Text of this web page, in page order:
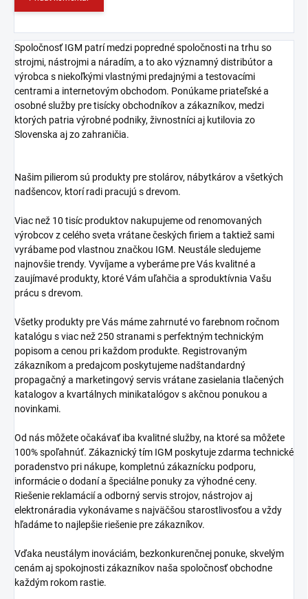
Spoločnosť IGM patrí medzi popredné spoločnosti na trhu so
strojmi, nástrojmi a náradím, a to ako významný distribútor a
výrobca s niekoľkými vlastnými predajnými a testovacími
centrami a internetovým obchodom. Ponúkame priateľské a
osobné služby pre tisícky obchodníkov a zákazníkov, medzi
ktorých patria výrobné podniky, živnostníci aj kutilovia zo
Slovenska aj zo zahraničia.
Našim pilierom sú produkty pre stolárov, nábytkárov a všetkých
nadšencov, ktorí radi pracujú s drevom.
Viac než 10 tisíc produktov nakupujeme od renomovaných
výrobcov z celého sveta vrátane českých firiem a taktiež sami
vyrábame pod vlastnou značkou IGM. Neustále sledujeme
najnovšie trendy. Vyvíjame a vyberáme pre Vás kvalitné a
zaujímavé produkty, ktoré Vám uľahčia a sproduktívnia Vašu
prácu s drevom.
Všetky produkty pre Vás máme zahrnuté vo farebnom ročnom
katalógu s viac než 250 stranami s perfektným technickým
popisom a cenou pri každom produkte. Registrovaným
zákazníkom a predajcom poskytujeme nadštandardný
propagačný a marketingový servis vrátane zasielania tlačených
katalogov a kvartálnych minikatalógov s akčnou ponukou a
novinkami.
Od nás môžete očakávať iba kvalitné služby, na ktoré sa môžete
100% spoľahnúť. Zákaznický tím IGM poskytuje zdarma technické
poradenstvo pri nákupe, kompletnú zákaznícku podporu,
informácie o dodaní a špeciálne ponuky za výhodné ceny.
Riešenie reklamácií a odborný servis strojov, nástrojov aj
elektronáradia vykonávame s najväčšou starostlivosťou a vždy
hľadáme to najlepšie riešenie pre zákazníkov.
Vďaka neustálym inováciám, bezkonkurenčnej ponuke, skvelým
cenám aj spokojnosti zákazníkov naša spoločnosť obchodne
každým rokom rastie.